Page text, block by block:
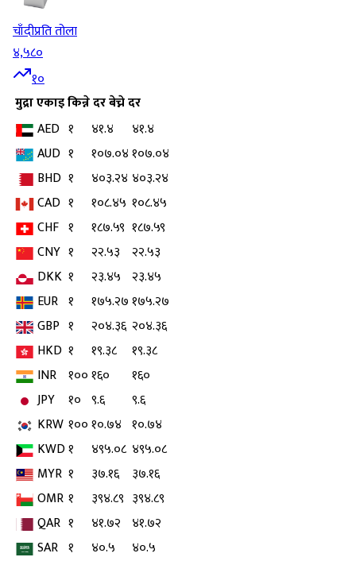
चाँदीप्रति तोला
४,५८०
१०
मुद्राएकाइकिन्ने दरबेच्ने दर
AED १ ४१.४
४१.४
AUD १ १०७.०४१०७.०४
BHD १ ४०३.२४ ४०३.२४
CAD १ १०८.४५ १०८.४५
CHF १ १८७.५९ १८७.५९
CNY १ २२.५३
२२.५३
DKK १ २३.४५ २३.४५
EUR १ १७५.२७१७५.२७
GBP १ २०४.३६ २०४.३६
HKD १ १९.३८
१९.३८
INR १००१६०
१६०
JPY
१० ९.६
९.६
KRW १००१०.७४ १०.७४
KWD१ ४९५.०८ ४९५.०८
MYR १ ३७.१६
३७.१६
OMR १ ३९४.८९ ३९४.८९
QAR १ ४१.७२ ४१.७२
SAR १ ४०.५
४०.५